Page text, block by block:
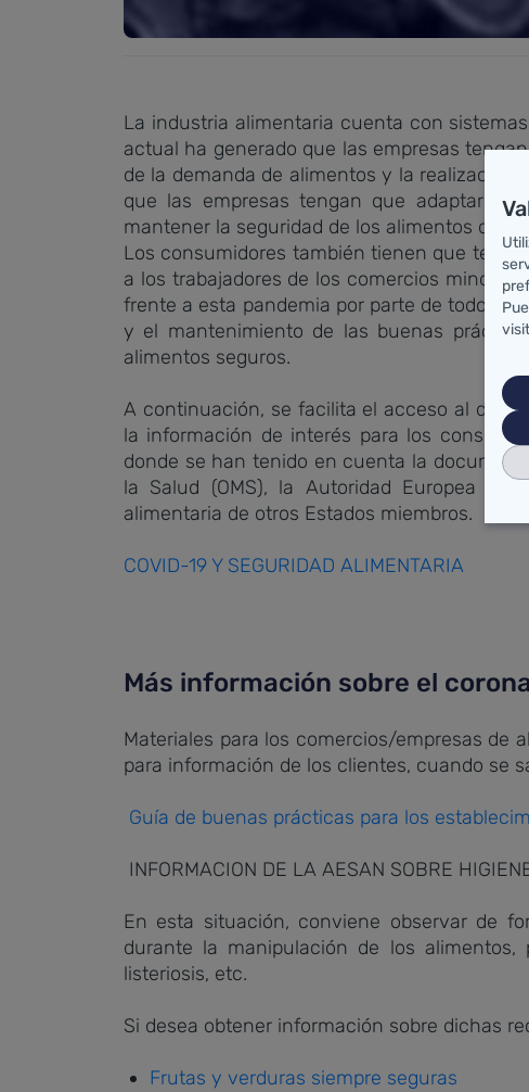
La industria alimentaria cuenta con
actual ha generado que las empresas
de la demanda de alimentos y la realización
que las empresas tengan que adaptar
mantener la seguridad de los alimentos que
Los consumidores también tienen que
a los trabajadores de los comercios
frente a esta pandemia por parte de todos
y el mantenimiento de las buenas
alimentos seguros.
A continuación, se facilita el acceso al
la información de interés para los
donde se han tenido en cuenta la
la Salud (OMS), la Autoridad Europea de
alimentaria de otros Estados miembros.
COVID-19 Y SEGURIDAD ALIMENTARIA
Más información sobre el
Materiales para los comercios/empresas de
para información de los clientes, cuando se
Guía de buenas prácticas para los
INFORMACION DE LA AESAN SOBRE
En esta situación, conviene observar de
durante la manipulación de los alimentos,
listeriosis, etc.
Si desea obtener información sobre dichas
Frutas y verduras siempre seguras